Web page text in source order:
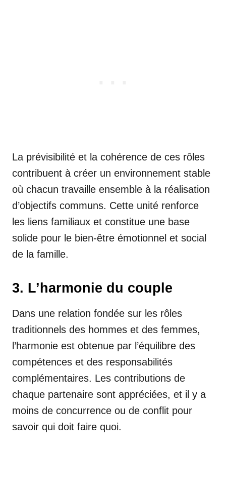
La prévisibilité et la cohérence de ces rôles
contribuent à créer un environnement stable
où chacun travaille ensemble à la réalisation
d’objectifs communs. Cette unité renforce
les liens familiaux et constitue une base
solide pour le bien-être émotionnel et social
de la famille.
3. L’harmonie du couple
Dans une relation fondée sur les rôles
traditionnels des hommes et des femmes,
l’harmonie est obtenue par l’équilibre des
compétences et des responsabilités
complémentaires. Les contributions de
chaque partenaire sont appréciées, et il y a
moins de concurrence ou de conflit pour
savoir qui doit faire quoi.